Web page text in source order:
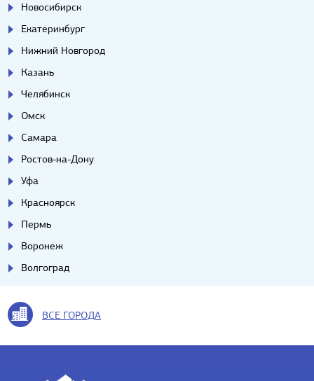
Новосибирск
Екатеринбург
Нижний Новгород
Казань
Челябинск
Омск
Самара
Ростов-на-Дону
Уфа
Красноярск
Пермь
Воронеж
Волгоград
ВСЕ ГОРОДА